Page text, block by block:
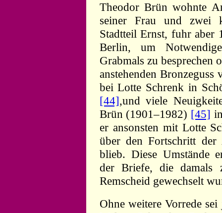
Theodor Brün wohnte
seiner Frau und zwei
Stadtteil Ernst, fuhr aber
Berlin, um
Grabmals zu besprechen
anstehenden
bei Lotte Schrenk in
[44],und viele
Brün (1901–1982) [45]
er ansonsten mit Lotte
über den Fortschritt
blieb. Diese Umstände
der Briefe, die damals
Remscheid gewechselt
Ohne weitere Vorrede